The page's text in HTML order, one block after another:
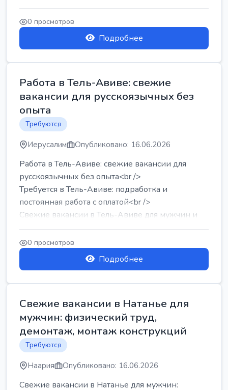
0 просмотров
Подробнее
Работа в Тель-Авиве: свежие
вакансии для русскоязычных без
опыта
Требуются
Иерусалим Опубликовано: 16.06.2026
Работа в Тель-Авиве: свежие вакансии для
русскоязычных без опыта<br />
Требуется в Тель-Авиве: подработка и
постоянная работа с оплатой<br />
Свежие вакансии в Тель-Авиве для мужчин и
женщин от хозя...
0 просмотров
Подробнее
Свежие вакансии в Натанье для
мужчин: физический труд,
демонтаж, монтаж конструкций
Требуются
Наария Опубликовано: 16.06.2026
Свежие вакансии в Натанье для мужчин: